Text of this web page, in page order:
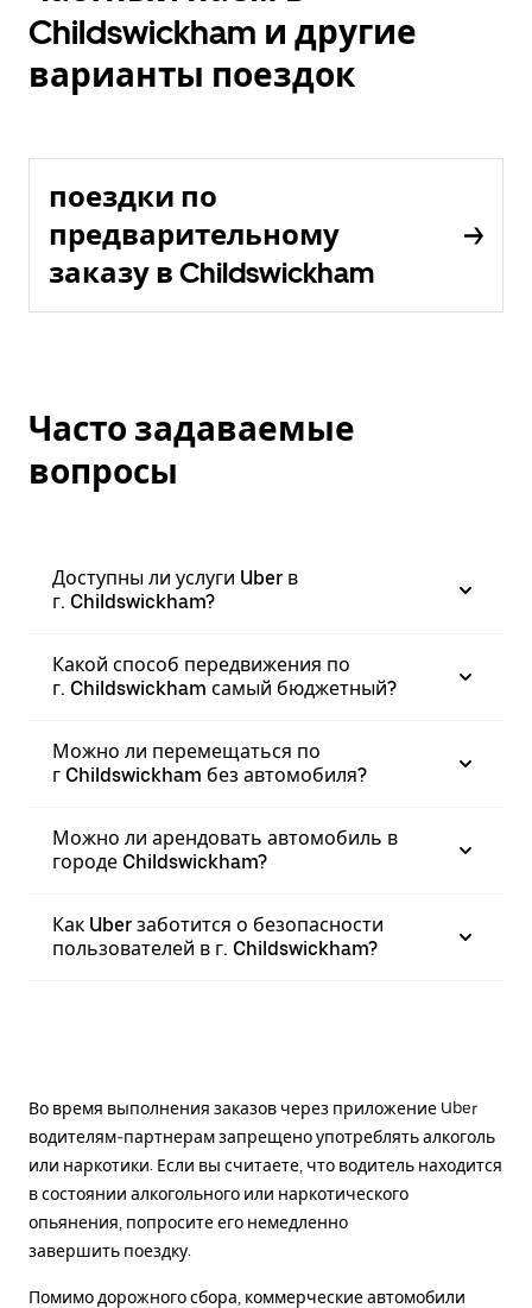
Childswickham и другие
варианты поездок
поездки по
предварительному
заказу в Childswickham
Часто задаваемые
вопросы
Доступны ли услуги Uber в
г. Childswickham?
Какой способ передвижения по
г. Childswickham самый бюджетный?
Можно ли перемещаться по
г Childswickham без автомобиля?
Можно ли арендовать автомобиль в
городе Childswickham?
Как Uber заботится о безопасности
пользователей в г. Childswickham?
Во время выполнения заказов через приложение Uber
водителям-партнерам запрещено употреблять алкоголь
или наркотики. Если вы считаете, что водитель находится
в состоянии алкогольного или наркотического
опьянения, попросите его немедленно
завершить поездку.
Помимо дорожного сбора, коммерческие автомобили